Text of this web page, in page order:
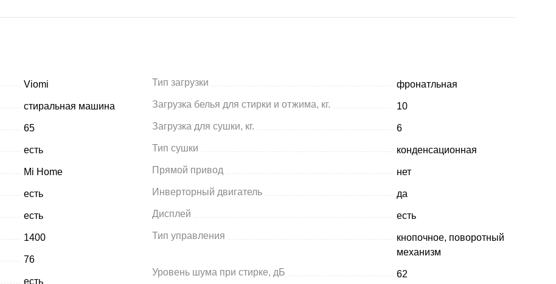
Viomi
стиральная машина
65
есть
Mi Home
есть
есть
1400
76
есть
Тип загрузки
фронатльная
Загрузка белья для cтирки и отжима, кг.
10
Загрузка для сушки, кг.
6
Тип сушки
конденсационная
Прямой привод
нет
Инверторный двигатель
да
Дисплей
есть
Тип управления
кнопочное, поворотный
механизм
Уровень шума при стирке, дБ
62